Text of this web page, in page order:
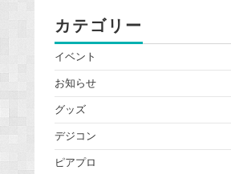
カテゴリー
イベント
お知らせ
グッズ
デジコン
ピアプロ